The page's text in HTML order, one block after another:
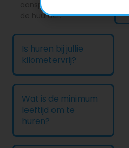
aansprakelijkheid van
de huurder.
Is huren bij jullie
kilometervrij?
Wat is de minimum
leeftijd om te
huren?